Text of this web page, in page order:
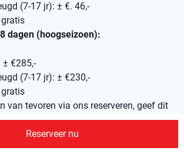
(7-17 jr): ± €. 46,-
dagen (hoogseizoen):
€285,-
(7-17 jr): ± €230,-
van tevoren via ons reserveren, geef dit
aanvraag, dan nemen wij dit mee in je
Reserveer nu